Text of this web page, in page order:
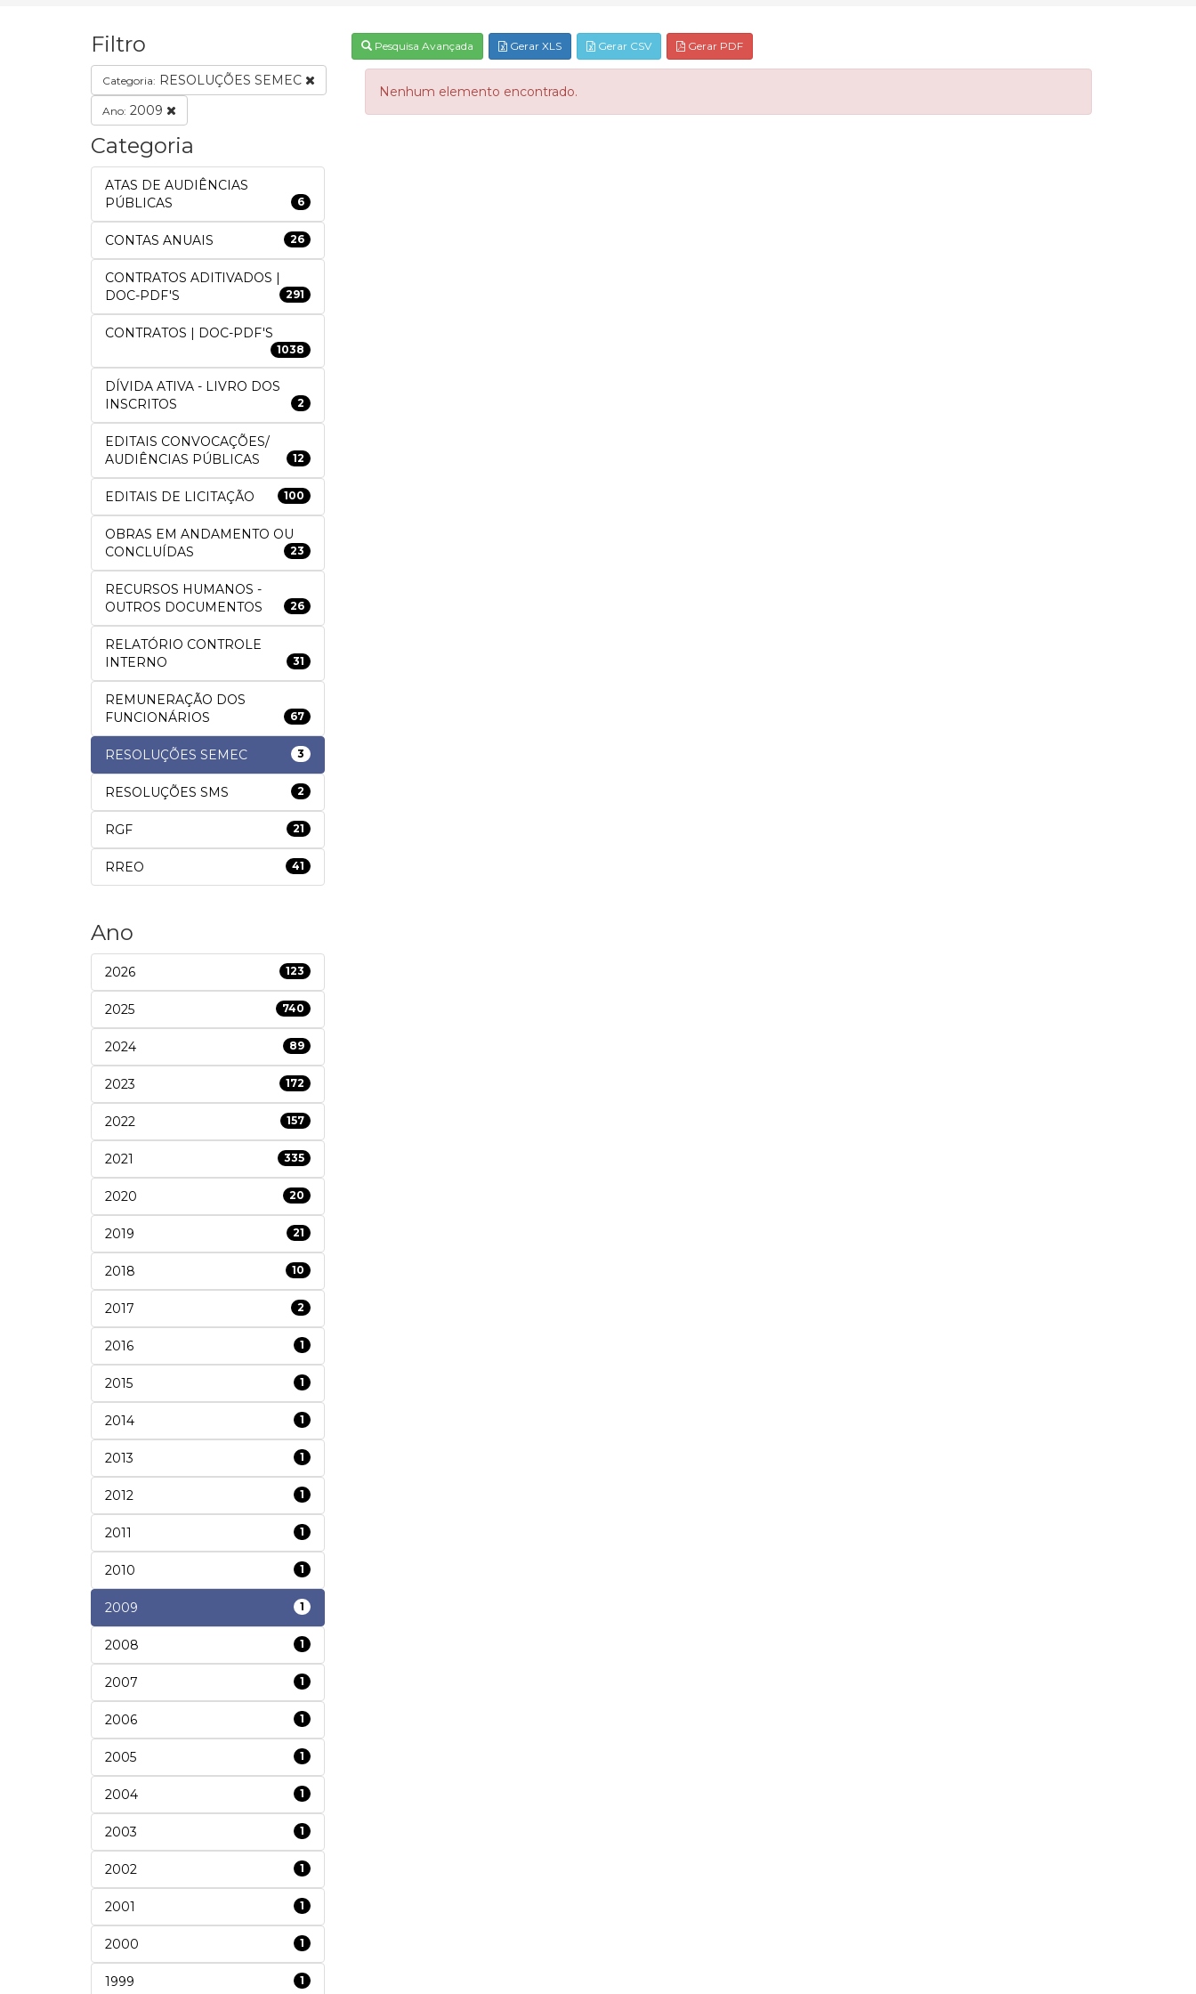
Filtro
Categoria: RESOLUÇÕES SEMEC
Ano: 2009
Categoria
ATAS DE AUDIÊNCIAS
PÚBLICAS
6
CONTAS ANUAIS 26
CONTRATOS ADITIVADOS |
DOC-PDF'S
291
CONTRATOS | DOC-PDF'S
1038
DÍVIDA ATIVA - LIVRO DOS
INSCRITOS
2
EDITAIS CONVOCAÇÕES/
AUDIÊNCIAS PÚBLICAS
12
EDITAIS DE LICITAÇÃO 100
OBRAS EM ANDAMENTO OU
CONCLUÍDAS
23
RECURSOS HUMANOS -
OUTROS DOCUMENTOS
26
RELATÓRIO CONTROLE
INTERNO
31
REMUNERAÇÃO DOS
FUNCIONÁRIOS
67
RESOLUÇÕES SEMEC 3
RESOLUÇÕES SMS 2
RGF 21
RREO 41
Ano
2026 123
2025 740
2024 89
2023 172
2022 157
2021 335
2020 20
2019 21
2018 10
2017 2
2016 1
2015 1
2014 1
2013 1
2012 1
2011 1
2010 1
2009 1
2008 1
2007 1
2006 1
2005 1
2004 1
2003 1
2002 1
2001 1
2000 1
1999 1
Pesquisa Avançada Gerar XLS Gerar CSV Gerar PDF
Nenhum elemento encontrado.